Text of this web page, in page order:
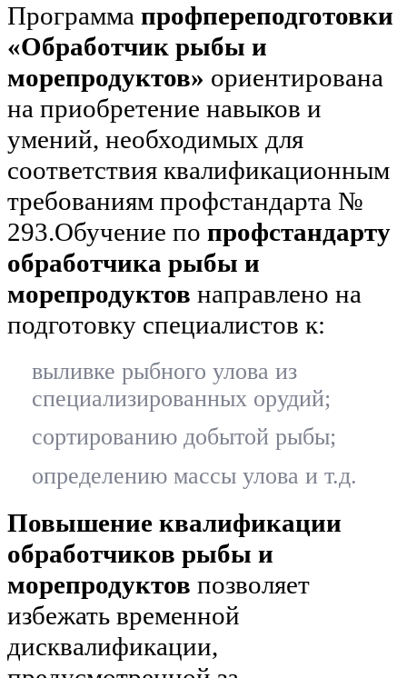
Программа профпереподготовки
«Обработчик рыбы и
морепродуктов» ориентирована
на приобретение навыков и
умений, необходимых для
соответствия квалификационным
требованиям профстандарта №
293.Обучение по профстандарту
обработчика рыбы и
морепродуктов направлено на
подготовку специалистов к:
выливке рыбного улова из
специализированных орудий;
сортированию добытой рыбы;
определению массы улова и т.д.
Повышение квалификации
обработчиков рыбы и
морепродуктов позволяет
избежать временной
дисквалификации,